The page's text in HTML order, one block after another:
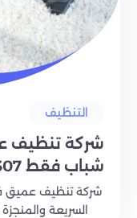
التنظيف
شركة تنظيف
شباب فقط 0509699307
شركة تنظيف عميق
السريعة